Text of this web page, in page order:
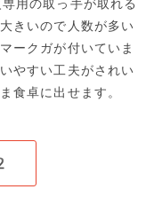
用の取っ手が取れる
きいので人数が多い
ークガが付いていま
やすい工夫がされい
食卓に出せます。